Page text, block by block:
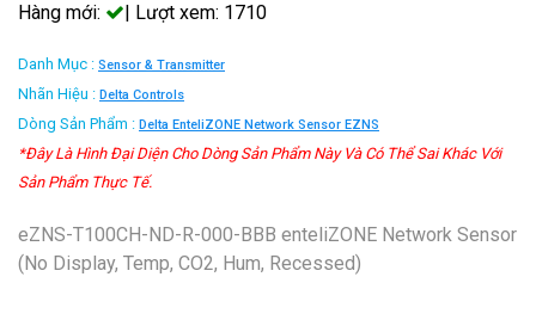
Hàng mới: | Lượt xem: 1710
Danh Mục : Sensor & Transmitter
Nhãn Hiệu : Delta Controls
Dòng Sản Phẩm : Delta EnteliZONE Network Sensor EZNS
*Đây Là Hình Đại Diện Cho Dòng Sản Phẩm Này Và Có Thể Sai Khác Với
Sản Phẩm Thực Tế.
eZNS-T100CH-ND-R-000-BBB enteliZONE Network Sensor
(No Display, Temp, CO2, Hum, Recessed)